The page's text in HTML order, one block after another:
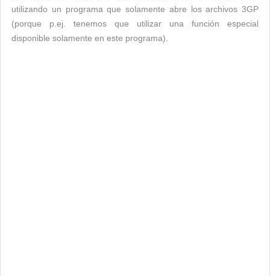
utilizando un programa que solamente abre los archivos 3GP
(porque p.ej. tenemos que utilizar una función especial
disponible solamente en este programa).